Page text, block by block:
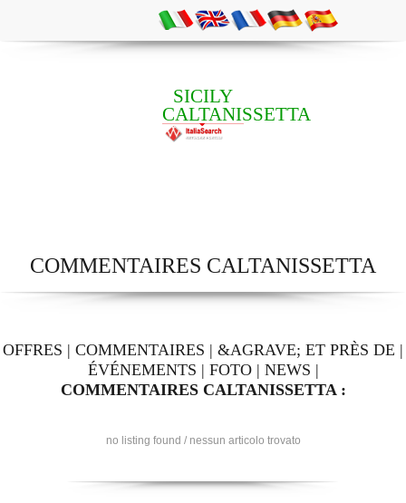
SICILY
CALTANISSETTA
COMMENTAIRES CALTANISSETTA
OFFRES | COMMENTAIRES | &AGRAVE; ET PRÈS DE |
ÉVÉNEMENTS | FOTO| NEWS |
COMMENTAIRES CALTANISSETTA :
no listing found / nessun articolo trovato